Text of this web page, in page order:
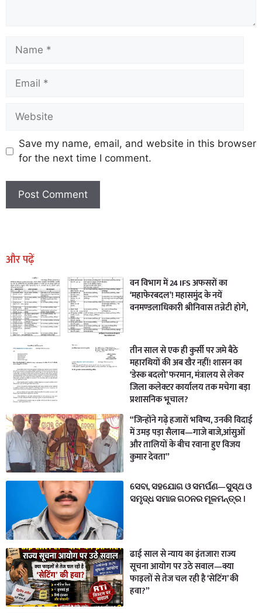
Save my name, email, and website in this browser
for the next time I comment.
और पढ़ें
वन विभाग में 24 IFS अफसरों का
‘महाफेरबदल’! महासमुंद के नयें
वनमण्डलाधिकारी श्रीनिवास तन्नेटी होगे,
तीन साल से एक ही कुर्सी पर जमे बैठे
महारथियों की अब खैर नहीं! शासन का
‘डेस्क बदलो’ फरमान, मंत्रालय से लेकर
जिला कलेक्टर कार्यालय तक मचेगा बड़ा
प्रशासनिक भूचाल?
“जिन्होंने गढ़े हजारों भविष्य, उनकी विदाई
में उमड़ पड़ा सैलाब—गाजे बाजे,आंसुओं
और तालियों के बीच रवाना हुए विजय
कुमार देवता”
ସେବା, ସହଯୋଗ ଓ ସମର୍ପଣ—ସୁସ୍ଥ ଓ
ସମୃଦ୍ଧ ସମାଜ ଗଠନର ମୂଳମନ୍ତ୍ର ।
ढाई साल से न्याय का इंतजार! राज्य
सूचना आयोग पर उठे सवाल—क्या
फाइलों से तेज चल रही है ‘सेटिंग’ की
हवा?”